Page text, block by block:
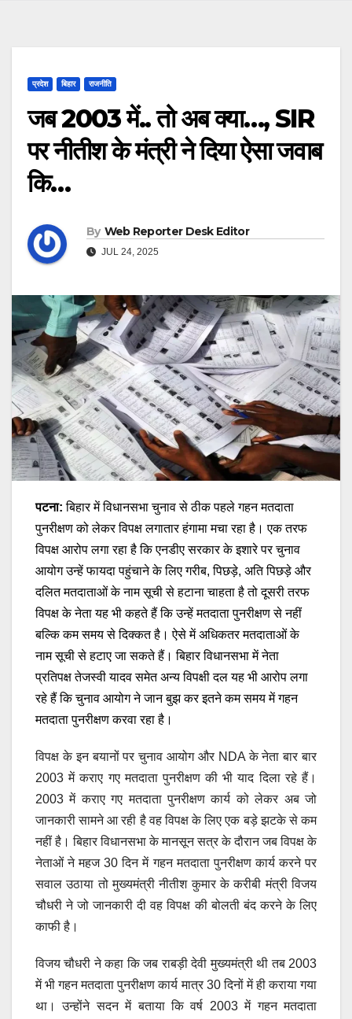
प्रदेश बिहार राजनीति
जब 2003 में.. तो अब क्या…, SIR
पर नीतीश के मंत्री ने दिया ऐसा जवाब
कि…
By Web Reporter Desk Editor
JUL 24, 2025
पटना:बिहार में विधानसभा चुनाव से ठीक पहले गहन मतदाता
पुनरीक्षण को लेकर विपक्ष लगातार हंगामा मचा रहा है। एक तरफ
विपक्ष आरोप लगा रहा है कि एनडीए सरकार के इशारे पर चुनाव
आयोग उन्हें फायदा पहुंचाने के लिए गरीब, पिछड़े, अति पिछड़े और
दलित मतदाताओं के नाम सूची से हटाना चाहता है तो दूसरी तरफ
विपक्ष के नेता यह भी कहते हैं कि उन्हें मतदाता पुनरीक्षण से नहीं
बल्कि कम समय से दिक्कत है। ऐसे में अधिकतर मतदाताओं के
नाम सूची से हटाए जा सकते हैं। बिहार विधानसभा में नेता
प्रतिपक्ष तेजस्वी यादव समेत अन्य विपक्षी दल यह भी आरोप लगा
रहे हैं कि चुनाव आयोग ने जान बुझ कर इतने कम समय में गहन
मतदाता पुनरीक्षण करवा रहा है।
विपक्ष के इन बयानों पर चुनाव आयोग और NDA के नेता बार बार
2003 में कराए गए मतदाता पुनरीक्षण की भी याद दिला रहे हैं।
2003 में कराए गए मतदाता पुनरीक्षण कार्य को लेकर अब जो
जानकारी सामने आ रही है वह विपक्ष के लिए एक बड़े झटके से कम
नहीं है। बिहार विधानसभा के मानसून सत्र के दौरान जब विपक्ष के
नेताओं ने महज 30 दिन में गहन मतदाता पुनरीक्षण कार्य करने पर
सवाल उठाया तो मुख्यमंत्री नीतीश कुमार के करीबी मंत्री विजय
चौधरी ने जो जानकारी दी वह विपक्ष की बोलती बंद करने के लिए
काफी है।
विजय चौधरी ने कहा कि जब राबड़ी देवी मुख्यमंत्री थी तब 2003
में भी गहन मतदाता पुनरीक्षण कार्य मात्र 30 दिनों में ही कराया गया
था। उन्होंने सदन में बताया कि वर्ष 2003 में गहन मतदाता